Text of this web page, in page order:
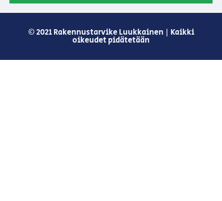
© 2021 Rakennustarvike Luukkainen | Kaikki
oikeudet pidätetään